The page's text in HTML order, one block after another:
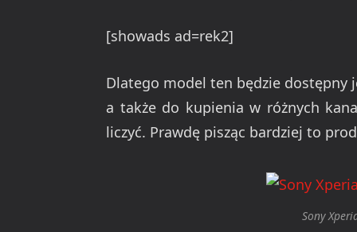
[showads ad=rek2]
Dlatego model ten będzie dostępny
a także do kupienia w różnych
liczyć. Prawdę pisząc bardziej to
Sony